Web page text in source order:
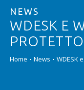
PRODOTTI
SERVIZI
NEWS
WDESK E
PROTETTO
Home News WDESK